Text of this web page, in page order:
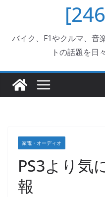
バイク、F1やクルマ、音
トの話題を日
家電・オーディオ
PS3より気
報